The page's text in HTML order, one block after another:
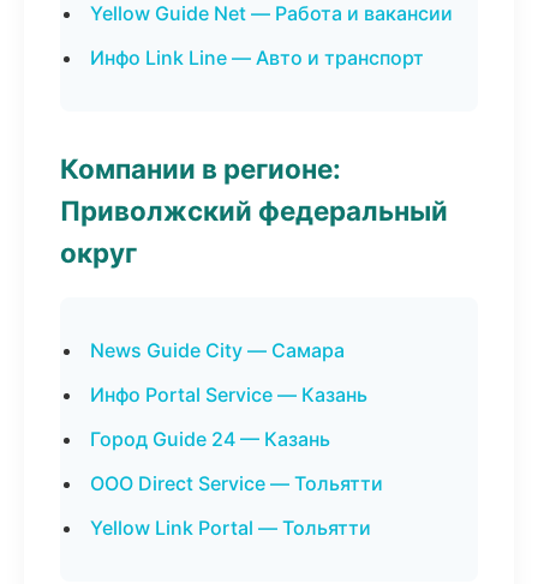
Yellow Guide Net — Работа и вакансии
Инфо Link Line — Авто и транспорт
Компании в регионе:
Приволжский федеральный
округ
News Guide City — Самара
Инфо Portal Service — Казань
Город Guide 24 — Казань
ООО Direct Service — Тольятти
Yellow Link Portal — Тольятти